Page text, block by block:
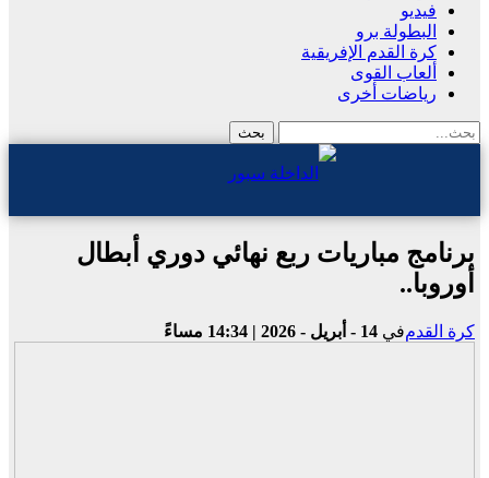
فيديو
البطولة برو
كرة القدم الإفريقية
ألعاب القوى
رياضات أخرى
برنامج مباريات ربع نهائي دوري أبطال
أوروبا..
كرة القدمفي 14 - أبريل - 2026 | 14:34 مساءً